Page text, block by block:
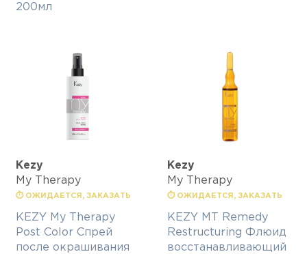
200мл
Kezy
My Therapy
⏱ ОЖИДАЕТСЯ, ЗАКАЗАТЬ
KEZY My Therapy
Post Color Спрей
после окрашивания
Kezy
My Therapy
⏱ ОЖИДАЕТСЯ, ЗАКАЗАТЬ
KEZY MT Remedy
Restructuring Флюид
восстанавливающий